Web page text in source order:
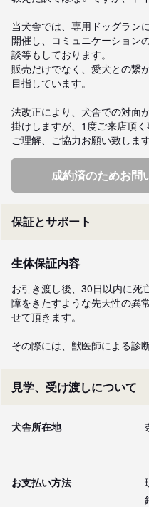
当犬舎では、専用ドッグラン
開催し、コミュニケーション
談等もしております。
販売だけでなく、愛犬との繋
目指しています。
法改正により、犬舎での対面
掛けしますが、1度ご来店頂く
ご理解、ご協力お願い致します
成約済のためお問
保証とサポート
生体保証内容
お引き渡し後、30日以内に死
障をきたすような先天性の異
せて頂きます。
その際には、獣医師による診
見学、受け渡しについて
犬舎所在地
お支払い方法